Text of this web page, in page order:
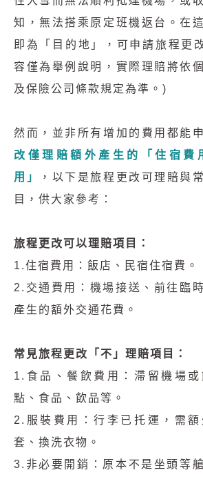
知，無法搭乘原定班機返台。在
即為「目的地」，可申請旅程更
容僅為舉例說明，實際理賠將依
及保險公司條款規定為準。)
然而，並非所有增加的費用都能
改僅理賠額外產生的「住宿費
用」
，以下是旅程更改可理賠與
目，供大家參考：
旅程更改可以理賠項目：
1.住宿費用：飯店、民宿住宿費。
2.交通費用：機場接送、前往臨
產生的額外交通花費。
常見旅程更改「不」理賠項目：
1.食品、餐飲費用：滯留機場
點、食品、飲品等。
2.服裝費用：行李已托運，需
套、換洗衣物。
3.非必要開銷：原本不是坐頭等